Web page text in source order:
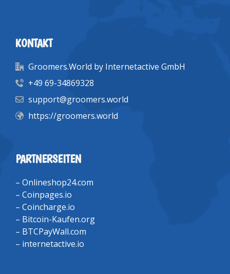
KONTAKT
Groomers.World by Internetactive GmbH
+49 69-34869328
support@groomers.world
https://groomers.world
PARTNERSEITEN
– Onlineshop24.com
– Coinpages.io
– Coincharge.io
– Bitcoin-Kaufen.org
– BTCPayWall.com
– internetactive.io